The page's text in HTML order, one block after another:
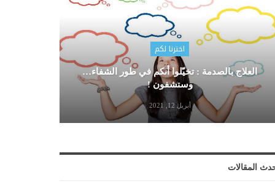
اخترنا لكم
العلاج بالصدمة : تخيّلوا أنكم في طور الشفاء…
وستشفون !
أبريل 12, 2021
المقالات